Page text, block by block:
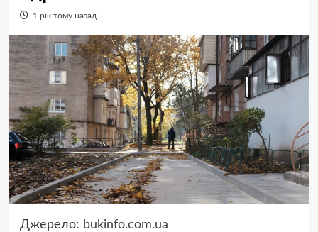
1 рік тому назад
Джерело: bukinfo.com.ua